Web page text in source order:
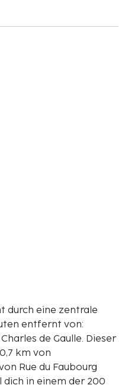
durch eine zentrale
entfernt von:
de Gaulle. Dieser
km von
Rue du Faubourg
in einem der 200